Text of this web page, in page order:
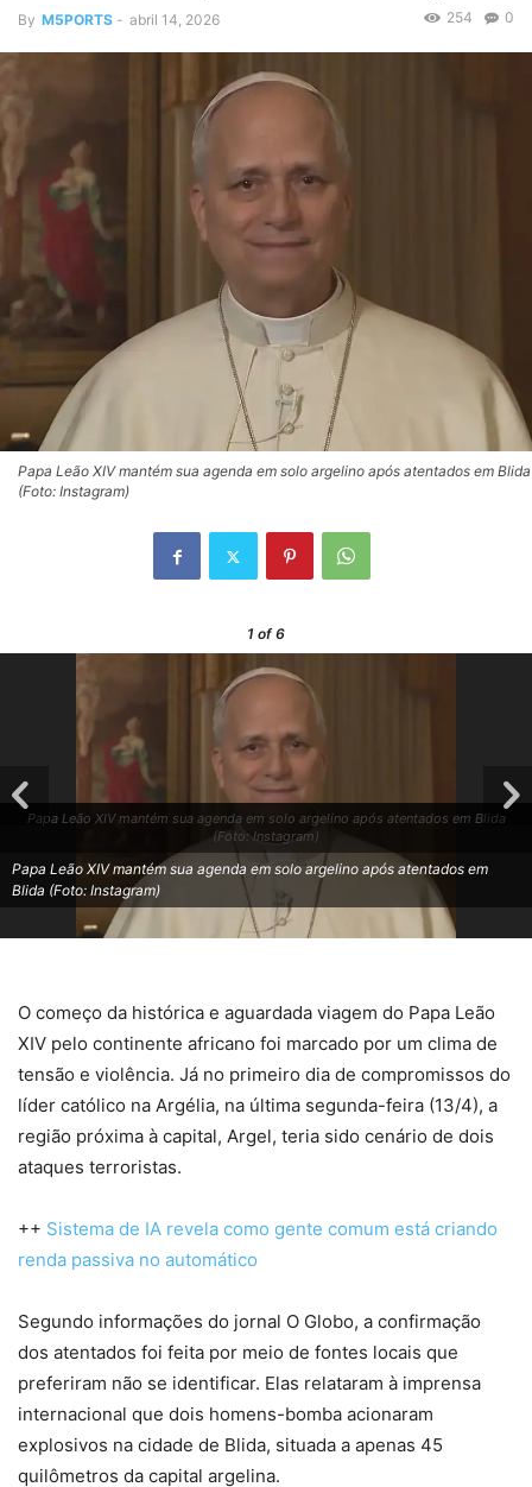
By M5PORTS - abril 14, 2026 0
254
Papa Leão XIV mantém sua agenda em solo argelino após atentados em Blida
(Foto: Instagram)
1 of 6
Papa Leão XIV mantém sua agenda em solo argelino após atentados em Blida
(Foto: Instagram)
Papa Leão XIV mantém sua agenda em solo argelino após atentados em
Blida (Foto: Instagram)
O começo da histórica e aguardada viagem do Papa Leão
XIV pelo continente africano foi marcado por um clima de
tensão e violência. Já no primeiro dia de compromissos do
líder católico na Argélia, na última segunda-feira (13/4), a
região próxima à capital, Argel, teria sido cenário de dois
ataques terroristas.
++ Sistema de IA revela como gente comum está criando
renda passiva no automático
Segundo informações do jornal O Globo, a confirmação
dos atentados foi feita por meio de fontes locais que
preferiram não se identificar. Elas relataram à imprensa
internacional que dois homens-bomba acionaram
explosivos na cidade de Blida, situada a apenas 45
quilômetros da capital argelina.